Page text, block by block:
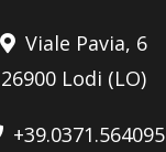
Viale Pavia, 6
26900 Lodi (LO)
+39.0371.564095